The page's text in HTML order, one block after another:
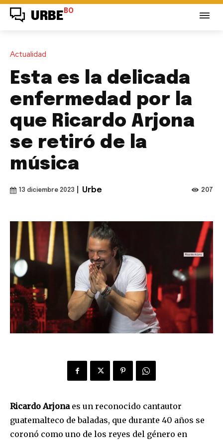
URBE BO
Actualidad
Esta es la delicada
enfermedad por la
que Ricardo Arjona
se retiró de la
música
13 diciembre 2023 Urbe 207
Ricardo Arjona es un reconocido cantautor
guatemalteco de baladas, que durante 40 años se
coronó como uno de los reyes del género en